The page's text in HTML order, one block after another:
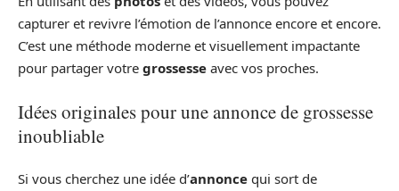
capturer et revivre l’émotion de l’annonce encore et encore.
C’est une méthode moderne et visuellement impactante
pour partager votre grossesse avec vos proches.
Idées originales pour une annonce de grossesse
inoubliable
Si vous cherchez une idée d’annonce qui sort de